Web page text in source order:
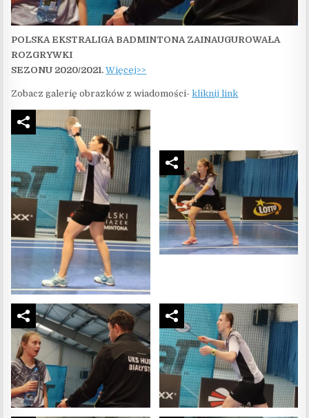
POLSKA EKSTRALIGA BADMINTONA ZAINAUGUROWAŁA
ROZGRYWKI
SEZONU 2020/2021. Więcej>>
Zobacz galerię obrazków z wiadomości-kliknij link